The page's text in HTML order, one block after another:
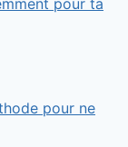
pour ne